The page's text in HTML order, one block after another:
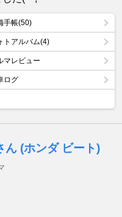
手帳(50)
トアルバム(4)
マレビュー
ログ
ん (ホンダ ビート)